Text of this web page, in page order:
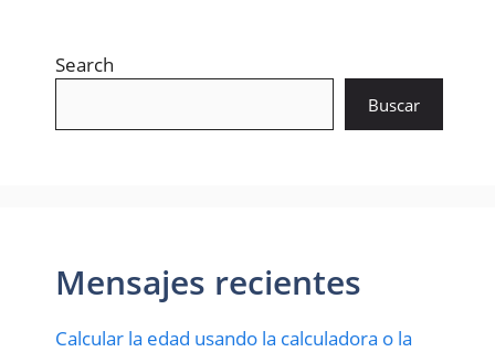
Search
Buscar
Mensajes recientes
Calcular la edad usando la calculadora o la